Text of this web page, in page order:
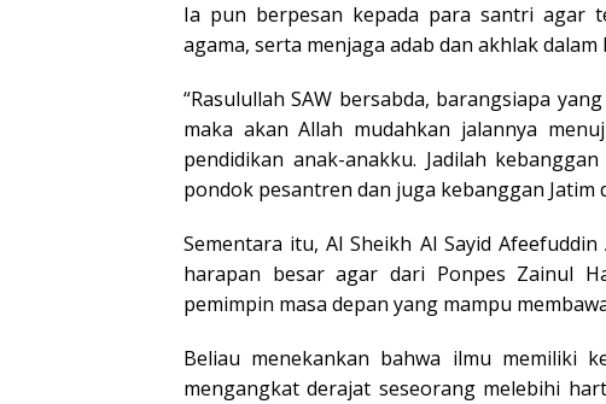
Ia pun berpesan kepada para santri agar
agama, serta menjaga adab dan akhlak
“Rasulullah SAW bersabda, barangsiapa
maka akan Allah mudahkan jalannya
pendidikan anak-anakku. Jadilah
pondok pesantren dan juga kebanggan Jatim
Sementara itu, Al Sheikh Al Sayid
harapan besar agar dari Ponpes Zainul
pemimpin masa depan yang mampu
Beliau menekankan bahwa ilmu memiliki
mengangkat derajat seseorang melebihi